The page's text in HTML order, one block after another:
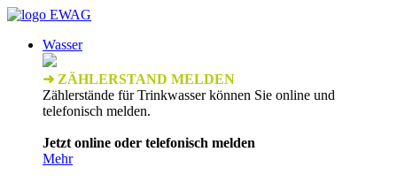
Wasser
➜ ZÄHLERSTAND MELDEN
Zählerstände für Trinkwasser können Sie online und
telefonisch melden.
Jetzt online oder telefonisch melden
Mehr